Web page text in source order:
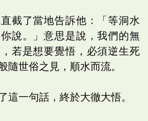
截了當地告訴他：「等洞水
說。」意思是說，我們的無
若是想要覺悟，必須逆生死
隨世俗之見，順水而流。
這一句話，終於大徹大悟。